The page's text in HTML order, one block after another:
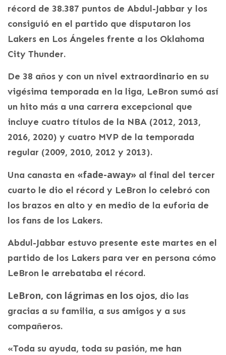
récord de 38.387 puntos de Abdul-Jabbar y los
consiguió en el partido que disputaron los
Lakers en Los Ángeles frente a los Oklahoma
City Thunder.
De 38 años y con un nivel extraordinario en su
vigésima temporada en la liga, LeBron sumó así
un hito más a una carrera excepcional que
incluye cuatro títulos de la NBA (2012, 2013,
2016, 2020) y cuatro MVP de la temporada
regular (2009, 2010, 2012 y 2013).
Una canasta en «fade-away» al final del tercer
cuarto le dio el récord y LeBron lo celebró con
los brazos en alto y en medio de la euforia de
los fans de los Lakers.
Abdul-Jabbar estuvo presente este martes en el
partido de los Lakers para ver en persona cómo
LeBron le arrebataba el récord.
LeBron, con lágrimas en los ojos, dio las
gracias a su familia, a sus amigos y a sus
compañeros.
«Toda su ayuda, toda su pasión, me han